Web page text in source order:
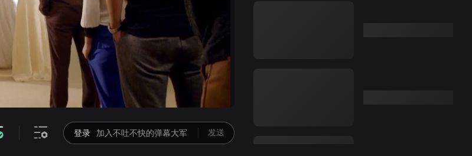
高清
跳过片头片尾
画面色彩调整
对比度
登录 加入不吐不快的弹幕大军 发送